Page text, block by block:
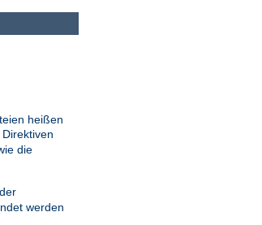
heißen
die
werden